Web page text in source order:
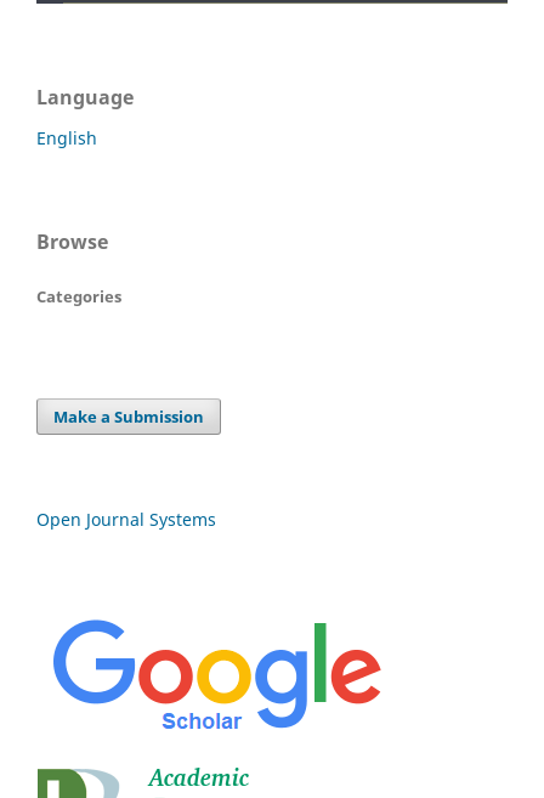
Language
English
Browse
Categories
Make a Submission
Open Journal Systems